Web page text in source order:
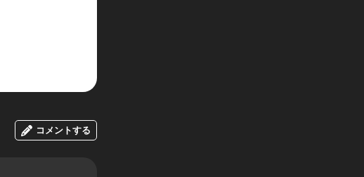
コメントする